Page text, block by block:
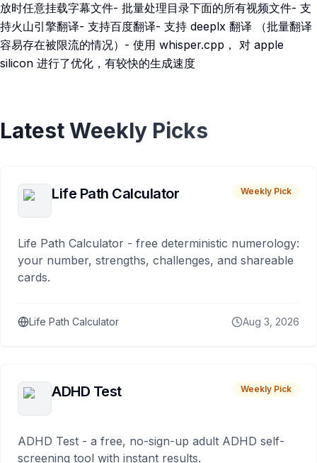
放时任意挂载字幕文件- 批量处理目录下面的所有视频文件- 支
持火山引擎翻译- 支持百度翻译- 支持 deeplx 翻译 （批量翻译
容易存在被限流的情况）- 使用 whisper.cpp， 对 apple
silicon 进行了优化，有较快的生成速度
Latest Weekly Picks
Life Path Calculator Weekly Pick
Life Path Calculator - free deterministic numerology:
your number, strengths, challenges, and shareable
cards.
Life Path Calculator Aug 3, 2026
ADHD Test Weekly Pick
ADHD Test - a free, no-sign-up adult ADHD self-
screening tool with instant results.